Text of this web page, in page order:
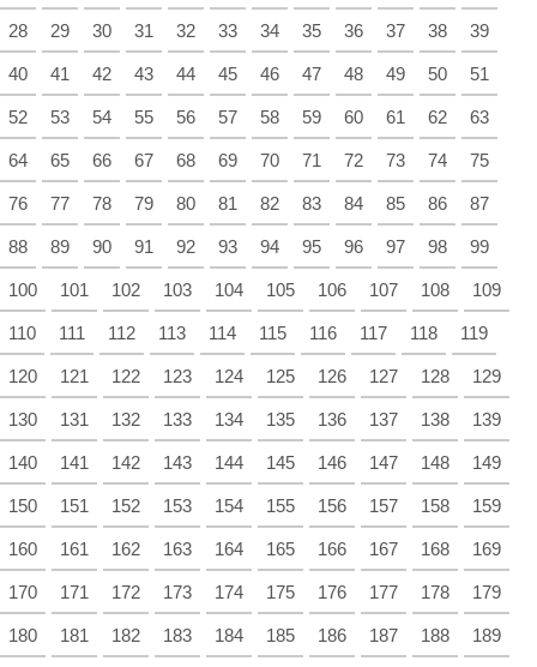
28 29 30 31 32 33 34 35 36 37 38 39
40 41 42 43 44 45 46 47 48 49 50 51
52 53 54 55 56 57 58 59 60 61 62 63
64 65 66 67 68 69 70 71 72 73 74 75
76 77 78 79 80 81 82 83 84 85 86 87
88 89 90 91 92 93 94 95 96 97 98 99
100 101 102 103 104 105 106 107 108 109
110 111 112 113 114 115 116 117 118 119
120 121 122 123 124 125 126 127 128 129
130 131 132 133 134 135 136 137 138 139
140 141 142 143 144 145 146 147 148 149
150 151 152 153 154 155 156 157 158 159
160 161 162 163 164 165 166 167 168 169
170 171 172 173 174 175 176 177 178 179
180 181 182 183 184 185 186 187 188 189